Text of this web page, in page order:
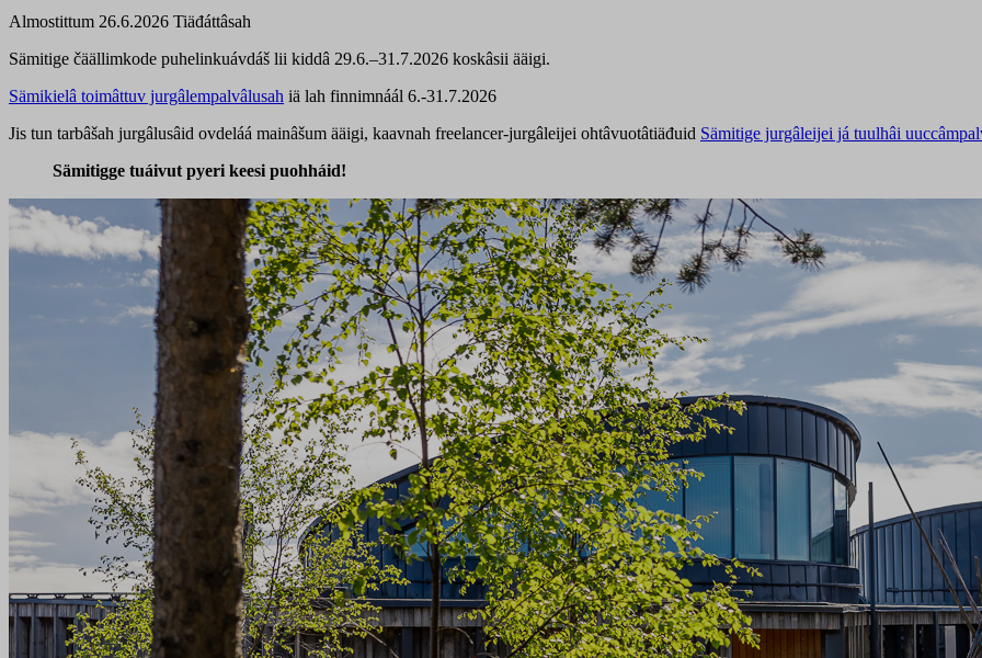
Almostittum 26.6.2026 Tiäđáttâsah
Sämitige čäällimkode puhelinkuávdáš lii kiddâ 29.6.–31.7.2026 koskâsii ääigi.
Sämikielâ toimâttuv jurgâlempalvâlusah iä lah finnimnáál 6.-31.7.2026
Jis tun tarbâšah jurgâlusâid ovdeláá mainâšum ääigi, kaavnah freelancer-jurgâleijei ohtâvuotâtiäđuid Sämitige jurgâleijei já tuulhâi
Sämitigge tuáivut pyeri keesi puohháid!